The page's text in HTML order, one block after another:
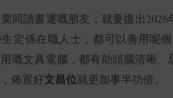
同讀書運嘅朋友，就要搵出2026
定係在職人士，都可以善用呢
嘅文具電腦，都有助頭腦清晰、
佈置好文昌位就更加事半功倍。